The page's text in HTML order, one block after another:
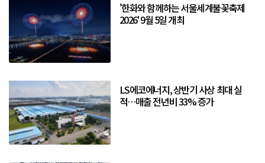
'한화와 함께하는 서울세계불꽃축제
2026' 9월 5일 개최
LS에코에너지, 상반기 사상 최대 실
적…매출 전년비 33% 증가